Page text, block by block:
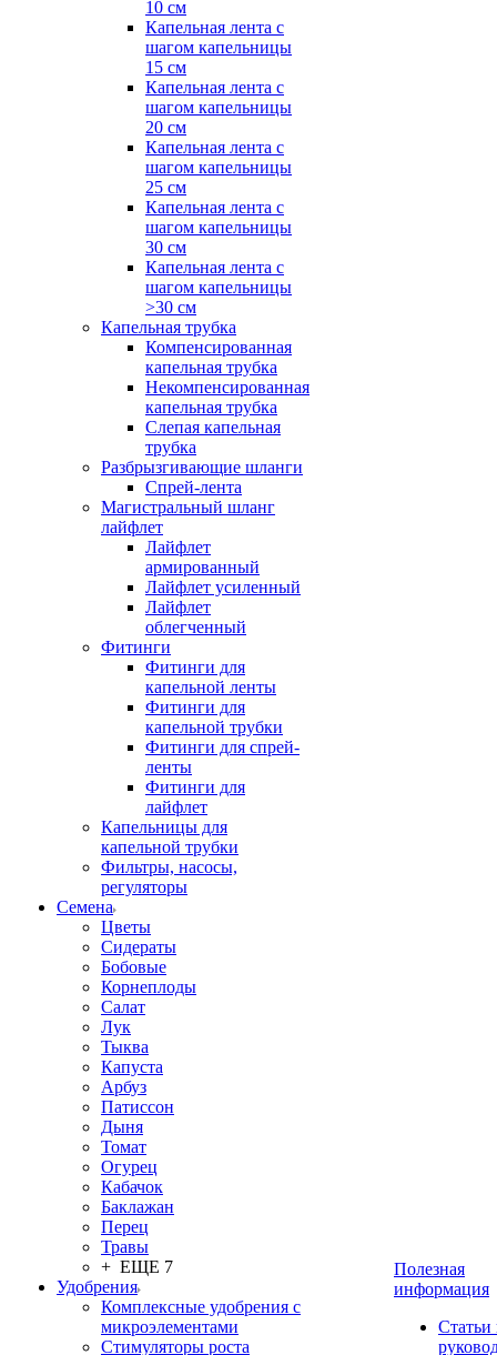
10 см
Капельная лента с
шагом капельницы
15 см
Капельная лента с
шагом капельницы
20 см
Капельная лента с
шагом капельницы
25 см
Капельная лента с
шагом капельницы
30 см
Капельная лента с
шагом капельницы
>30 см
Капельная трубка
Компенсированная
капельная трубка
Некомпенсированная
капельная трубка
Слепая капельная
трубка
Разбрызгивающие шланги
Спрей-лента
Магистральный шланг
лайфлет
Лайфлет
армированный
Лайфлет усиленный
Лайфлет
облегченный
Фитинги
Фитинги для
капельной ленты
Фитинги для
капельной трубки
Фитинги для спрей-
ленты
Фитинги для
лайфлет
Капельницы для
капельной трубки
Фильтры, насосы,
регуляторы
Семена
Цветы
Сидераты
Бобовые
Корнеплоды
Салат
Лук
Тыква
Капуста
Арбуз
Патиссон
Дыня
Томат
Огурец
Кабачок
Баклажан
Перец
Травы
+ ЕЩЕ 7
Удобрения
Комплексные удобрения с
микроэлементами
Стимуляторы роста
Полезная
информация
Статьи